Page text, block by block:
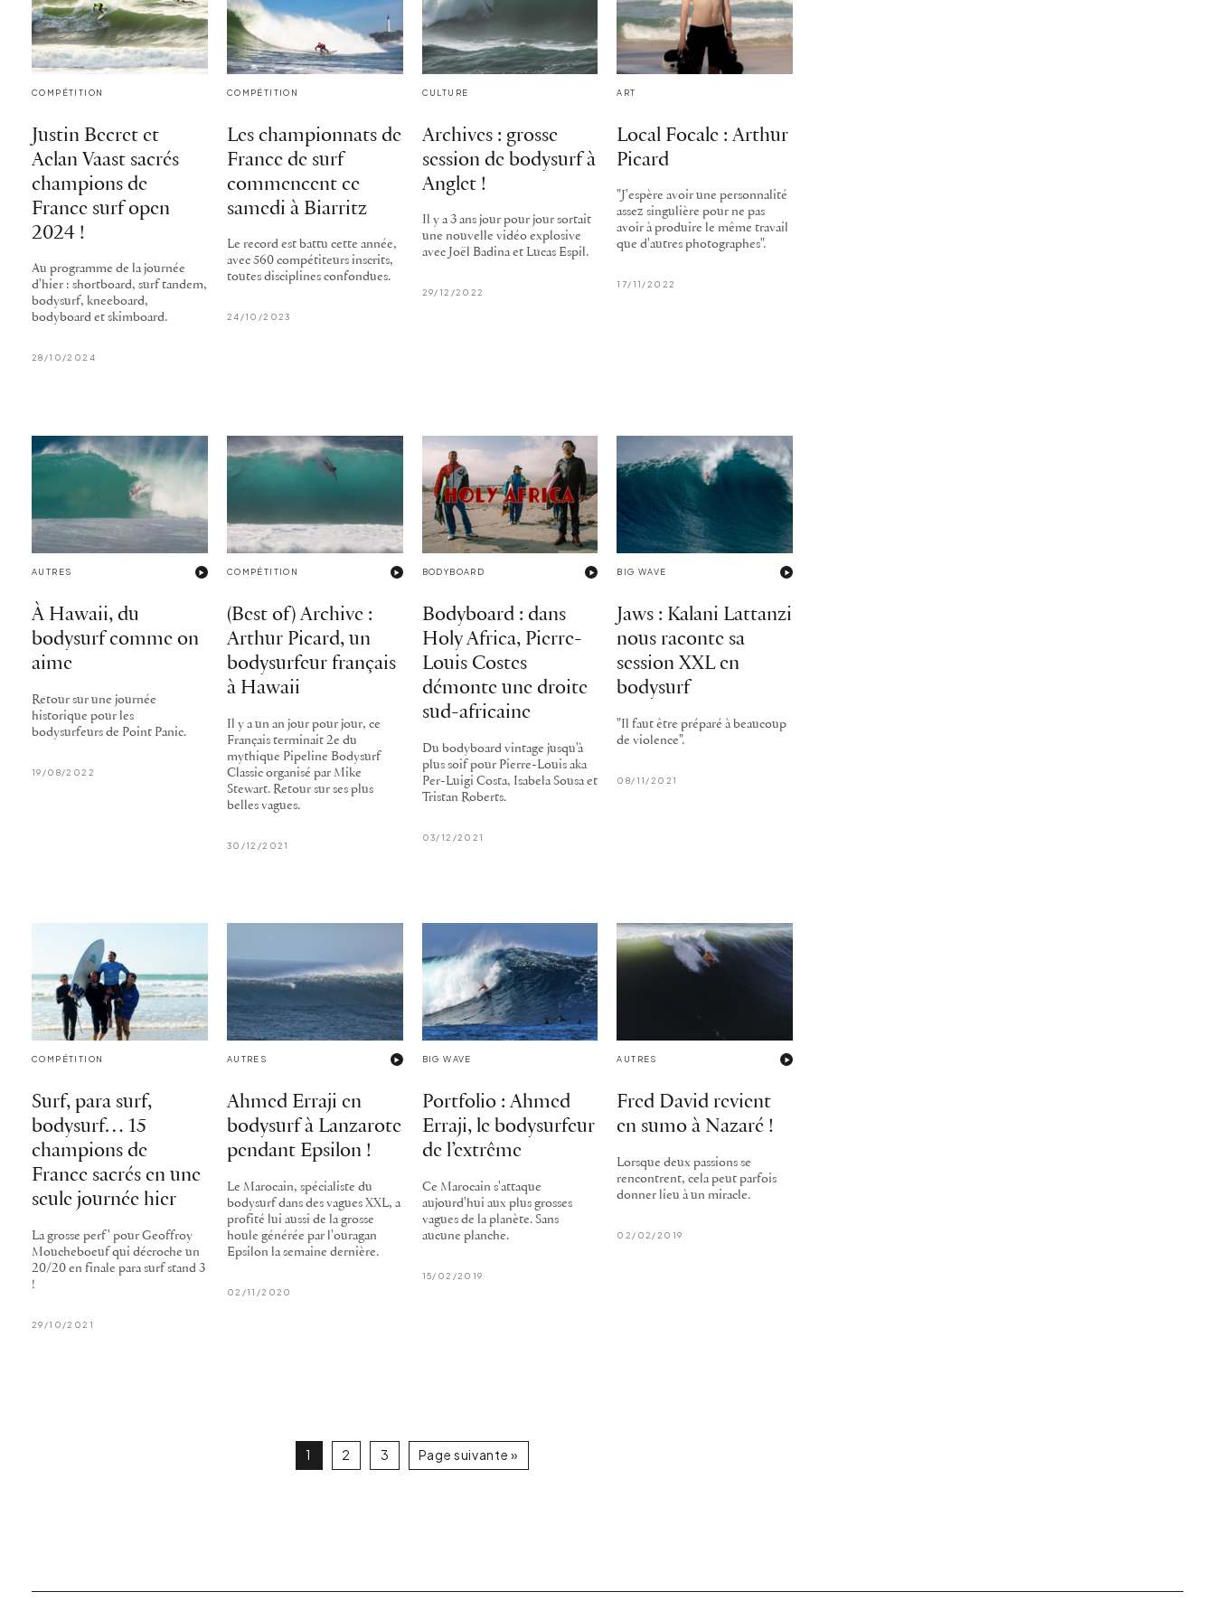
COMPÉTITION
Justin Becret et
Aelan Vaast sacrés
champions de
France surf open
2024 !
Au programme de la journée
d'hier : shortboard, surf tandem,
bodysurf, kneeboard,
bodyboard et skimboard.
28/10/2024
COMPÉTITION
Les championnats de
France de surf
commencent ce
samedi à Biarritz
Le record est battu cette année,
avec 560 compétiteurs inscrits,
toutes disciplines confondues.
24/10/2023
CULTURE
Archives : grosse
session de bodysurf à
Anglet !
Il y a 3 ans jour pour jour sortait
une nouvelle vidéo explosive
avec Joël Badina et Lucas Espil.
29/12/2022
ART
Local Focale : Arthur
Picard
"J'espère avoir une personnalité
assez singulière pour ne pas
avoir à produire le même travail
que d'autres photographes".
17/11/2022
AUTRES
À Hawaii, du
bodysurf comme on
aime
Retour sur une journée
historique pour les
bodysurfeurs de Point Panic.
19/08/2022
COMPÉTITION
(Best of) Archive :
Arthur Picard, un
bodysurfeur français
à Hawaii
Il y a un an jour pour jour, ce
Français terminait 2e du
mythique Pipeline Bodysurf
Classic organisé par Mike
Stewart. Retour sur ses plus
belles vagues.
30/12/2021
BODYBOARD
Bodyboard : dans
Holy Africa, Pierre-
Louis Costes
démonte une droite
sud-africaine
Du bodyboard vintage jusqu'à
plus soif pour Pierre-Louis aka
Per-Luigi Costa, Isabela Sousa et
Tristan Roberts.
03/12/2021
BIG WAVE
Jaws : Kalani Lattanzi
nous raconte sa
session XXL en
bodysurf
"Il faut être préparé à beaucoup
de violence".
08/11/2021
COMPÉTITION
Surf, para surf,
bodysurf… 15
champions de
France sacrés en une
seule journée hier
La grosse perf' pour Geoffroy
Moucheboeuf qui décroche un
20/20 en finale para surf stand 3
!
29/10/2021
AUTRES
Ahmed Erraji en
bodysurf à Lanzarote
pendant Epsilon !
Le Marocain, spécialiste du
bodysurf dans des vagues XXL, a
profité lui aussi de la grosse
houle générée par l'ouragan
Epsilon la semaine dernière.
02/11/2020
BIG WAVE
Portfolio : Ahmed
Erraji, le bodysurfeur
de l’extrême
Ce Marocain s'attaque
aujourd'hui aux plus grosses
vagues de la planète. Sans
aucune planche.
15/02/2019
AUTRES
Fred David revient
en sumo à Nazaré !
Lorsque deux passions se
rencontrent, cela peut parfois
donner lieu à un miracle.
02/02/2019
1 2 3 Page suivante »